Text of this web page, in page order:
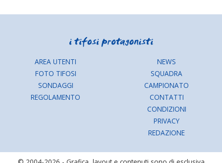
AREA UTENTI
FOTO TIFOSI
SONDAGGI
REGOLAMENTO
NEWS
SQUADRA
CAMPIONATO
CONTATTI
CONDIZIONI
PRIVACY
REDAZIONE